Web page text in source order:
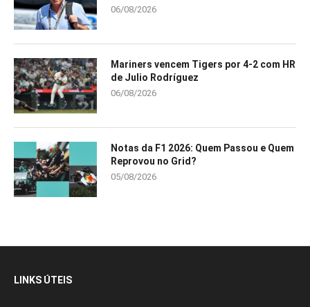
06/08/2026
Mariners vencem Tigers por 4-2 com HR
de Julio Rodríguez
06/08/2026
Notas da F1 2026: Quem Passou e Quem
Reprovou no Grid?
05/08/2026
LINKS ÚTEIS